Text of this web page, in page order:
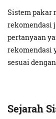
Sistem pakar
rekomendasi
pertanyaan
rekomendasi
sesuai
Sejarah